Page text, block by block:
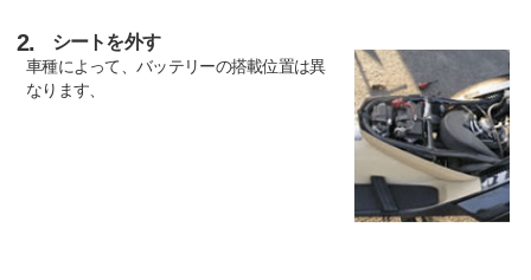
2. シートを外す
車種によって、バッテリーの搭載位置は異
なります、